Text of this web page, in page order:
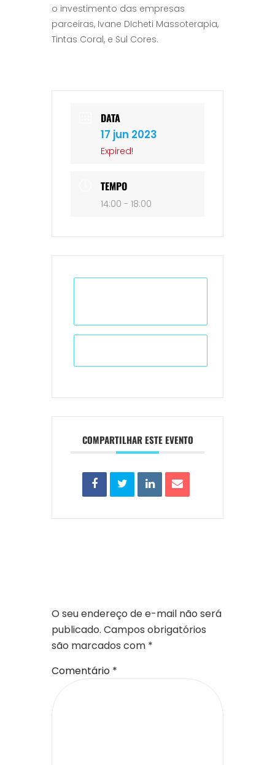
o investimento das empresas
parceiras, Ivane DIcheti Massoterapia,
Tintas Coral, e Sul Cores.
DATA
17 jun 2023
Expired!
TEMPO
14:00 - 18:00
COMPARTILHAR ESTE EVENTO
O seu endereço de e-mail não será
publicado. Campos obrigatórios
são marcados com *
Comentário *